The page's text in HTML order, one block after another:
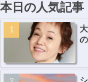
本日の人気記事